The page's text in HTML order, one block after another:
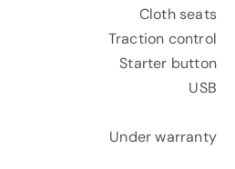
Cloth seats
Traction control
Starter button
USB
Under warranty